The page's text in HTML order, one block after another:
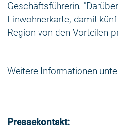
Geschäftsführerin.
Einwohnerkarte, damit
Region von den Vorteilen
Weitere Informationen
Pressekontakt: